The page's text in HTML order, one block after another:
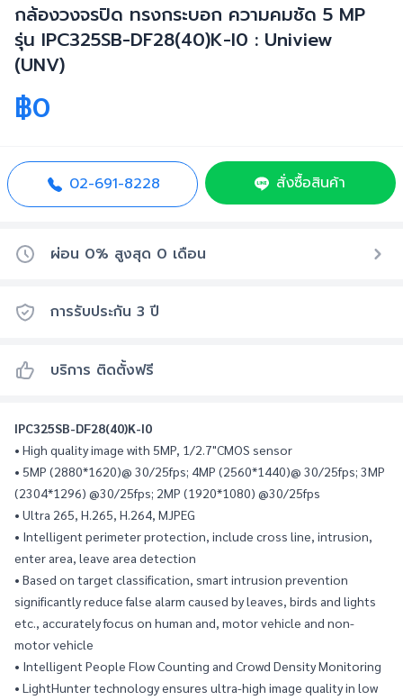
กล้องวงจรปิด ทรงกระบอก ความคมชัด 5 MP
รุ่น IPC325SB-DF28(40)K-I0 : Uniview
(UNV)
฿0
02-691-8228 สั่งซื้อสินค้า
ผ่อน 0% สูงสุด 0 เดือน
การรับประกัน 3 ปี
บริการ ติดตั้งฟรี
IPC325SB-DF28(40)K-I0
• High quality image with 5MP, 1/2.7"CMOS sensor
• 5MP (2880*1620)@ 30/25fps; 4MP (2560*1440)@ 30/25fps; 3MP
(2304*1296) @30/25fps; 2MP (1920*1080) @30/25fps
• Ultra 265, H.265, H.264, MJPEG
• Intelligent perimeter protection, include cross line, intrusion,
enter area, leave area detection
• Based on target classification, smart intrusion prevention
significantly reduce false alarm caused by leaves, birds and lights
etc., accurately focus on human and, motor vehicle and non-
motor vehicle
• Intelligent People Flow Counting and Crowd Density Monitoring
• LightHunter technology ensures ultra-high image quality in low